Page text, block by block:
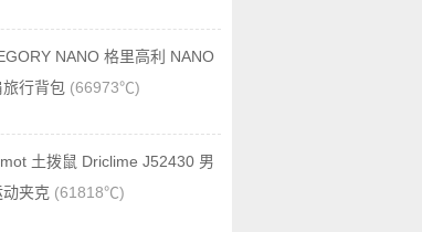
NANO 格里高利 NANO
旅行背包 (66973℃)
土拨鼠 Driclime J52430 男
夹克 (61818℃)